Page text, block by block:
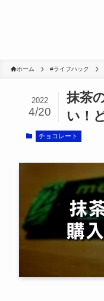
ホーム #ライフハック
抹茶
い！
2022
4/20
チョコレート